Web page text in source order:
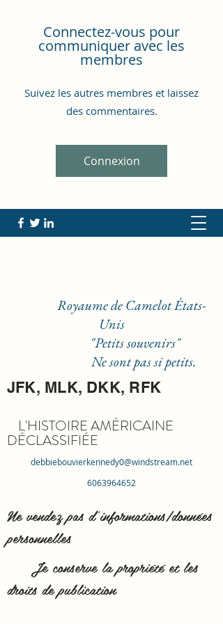
Royaume de Camelot États-
Unis
"Petits souvenirs"
Ne sont pas si petits.
JFK, MLK, DKK, RFK
L'HISTOIRE AMÉRICAINE
DÉCLASSIFIÉE
debbiebouvierkennedy0@windstream.net
6063964652
Connectez-vous pour
communiquer avec les
membres
Suivez les autres membres et laissez
des commentaires.
Connexion
Ne vendez pas d'informations/données
personnelles
Je conserve la propriété et les
droits de publication